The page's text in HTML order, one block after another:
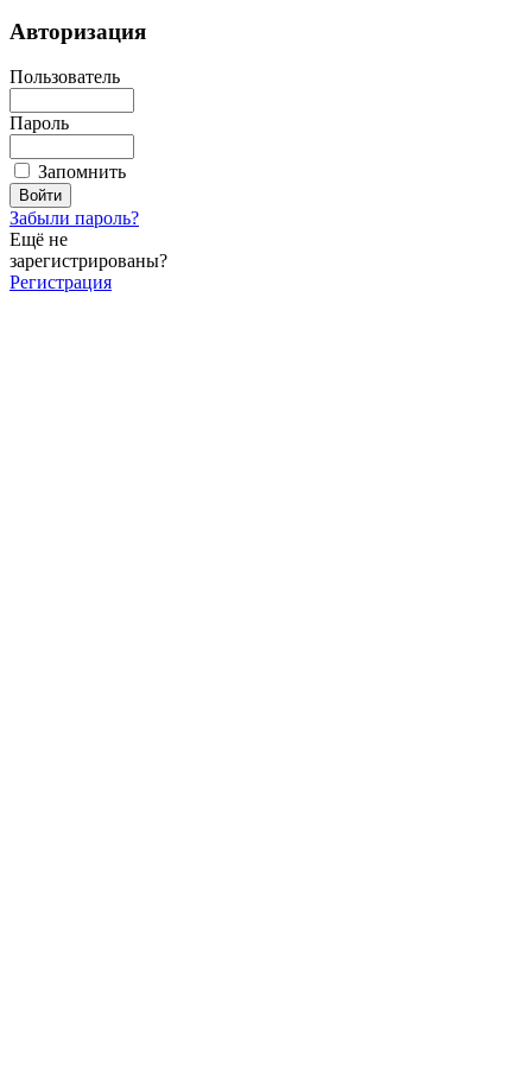
Авторизация
Пользователь
Пароль
Запомнить
Забыли пароль?
Ещё не
зарегистрированы?
Регистрация